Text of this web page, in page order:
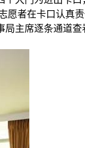
者在卡口认真
主席逐条通道查